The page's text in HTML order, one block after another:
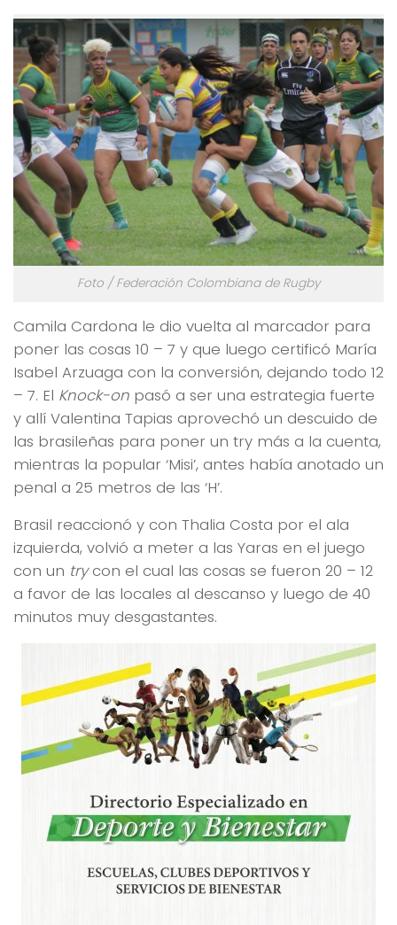
Foto / Federación Colombiana de Rugby
Camila Cardona le dio vuelta al marcador para
poner las cosas 10 – 7 y que luego certificó María
Isabel Arzuaga con la conversión, dejando todo 12
– 7. El Knock-on pasó a ser una estrategia fuerte
y allí Valentina Tapias aprovechó un descuido de
las brasileñas para poner un try más a la cuenta,
mientras la popular ‘Misi’, antes había anotado un
penal a 25 metros de las ‘H’.
Brasil reaccionó y con Thalia Costa por el ala
izquierda, volvió a meter a las Yaras en el juego
con un trycon el cual las cosas se fueron 20 – 12
a favor de las locales al descanso y luego de 40
minutos muy desgastantes.